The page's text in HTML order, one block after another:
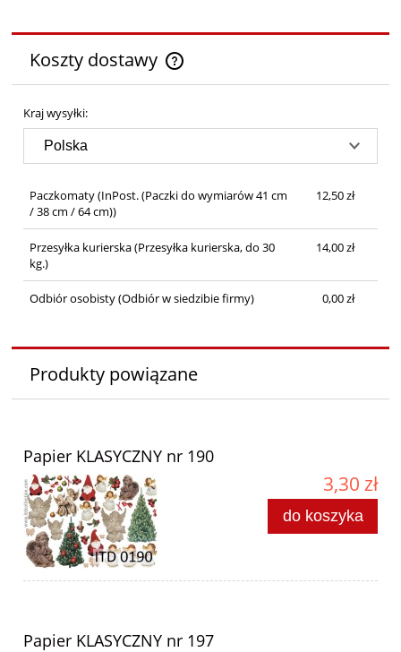
Koszty dostawy
Cena nie zawiera ewentualnych kosztów płatności
Kraj wysyłki:
Paczkomaty(InPost. (Paczki do wymiarów 41 cm
/ 38 cm / 64 cm))
12,50 zł
Przesyłka kurierska(Przesyłka kurierska, do 30
kg.)
14,00 zł
Odbiór osobisty(Odbiór w siedzibie firmy) 0,00 zł
Produkty powiązane
Papier KLASYCZNY nr 190
3,30 zł
do koszyka
Papier KLASYCZNY nr 197